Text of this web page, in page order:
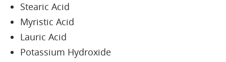
Stearic Acid
Myristic Acid
Lauric Acid
Potassium Hydroxide